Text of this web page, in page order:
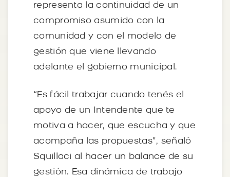
representa la continuidad de un
compromiso asumido con la
comunidad y con el modelo de
gestión que viene llevando
adelante el gobierno municipal.
“Es fácil trabajar cuando tenés el
apoyo de un Intendente que te
motiva a hacer, que escucha y que
acompaña las propuestas”, señaló
Squillaci al hacer un balance de su
gestión. Esa dinámica de trabajo